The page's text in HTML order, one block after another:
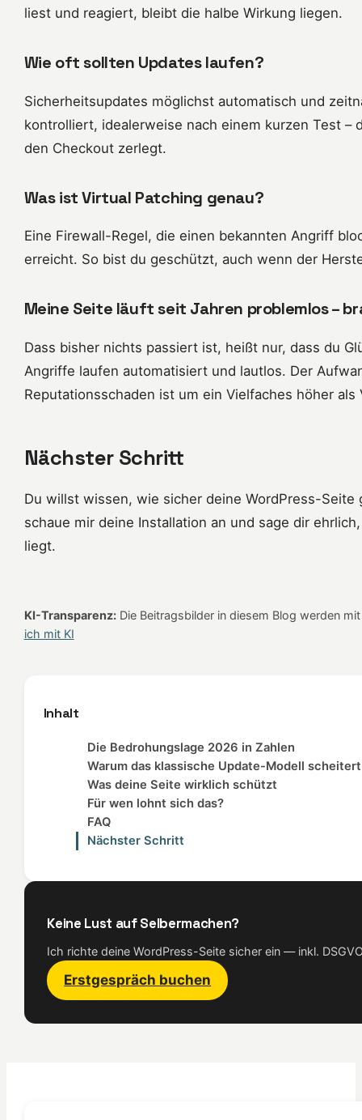
liest und reagiert, bleibt die halbe Wirkung liegen.
Wie oft sollten Updates laufen?
Sicherheitsupdates möglichst automatisch und
kontrolliert, idealerweise nach einem kurzen Test –
den Checkout zerlegt.
Was ist Virtual Patching genau?
Eine Firewall-Regel, die einen bekannten Angriff
erreicht. So bist du geschützt, auch wenn der
Meine Seite läuft seit Jahren problemlos –
Dass bisher nichts passiert ist, heißt nur, dass du
Angriffe laufen automatisiert und lautlos. Der
Reputationsschaden ist um ein Vielfaches höher als
Nächster Schritt
Du willst wissen, wie sicher deine WordPress-
schaue mir deine Installation an und sage dir
liegt.
KI-Transparenz:Die Beitragsbilder in diesem Blog werden
ich mit KI
Inhalt
Die Bedrohungslage 2026 in Zahlen
Warum das klassische Update-Modell scheitert
Was deine Seite wirklich schützt
Für wen lohnt sich das?
FAQ
Nächster Schritt
Keine Lust auf Selbermachen?
Ich richte deine WordPress-Seite sicher ein — inkl.
Erstgespräch buchen